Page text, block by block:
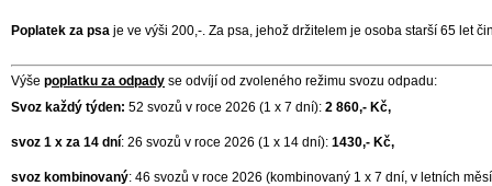
Poplatek za psa je ve výši 200,-. Za psa, jehož držitelem je osoba starší 65 let
Výše poplatku za odpady se odvíjí od zvoleného režimu svozu odpadu:
Svoz každý týden: 52 svozů v roce 2026 (1 x 7 dní): 2 860,- Kč,
svoz 1 x za 14 dní: 26 svozů v roce 2026 (1 x 14 dní): 1430,- Kč,
svoz kombinovaný: 46 svozů v roce 2026 (kombinovaný 1 x 7 dní, v letních